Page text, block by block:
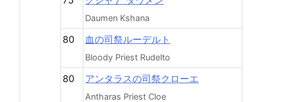
Daumen Kshana
80 血の司祭ルーデルト
Bloody Priest Rudelto
80 アンタラスの司祭クローエ
Antharas Priest Cloe